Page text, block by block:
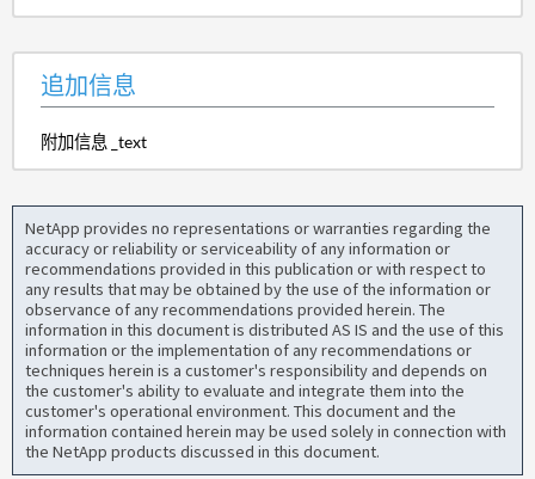
追加信息
附加信息 _text
NetApp provides no representations or warranties regarding the
accuracy or reliability or serviceability of any information or
recommendations provided in this publication or with respect to
any results that may be obtained by the use of the information or
observance of any recommendations provided herein. The
information in this document is distributed AS IS and the use of this
information or the implementation of any recommendations or
techniques herein is a customer's responsibility and depends on
the customer's ability to evaluate and integrate them into the
customer's operational environment. This document and the
information contained herein may be used solely in connection with
the NetApp products discussed in this document.